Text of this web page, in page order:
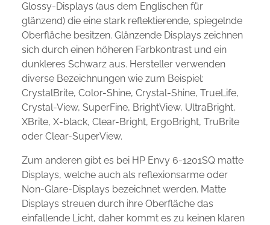
Glossy-Displays (aus dem Englischen für
glänzend) die eine stark reflektierende, spiegelnde
Oberfläche besitzen. Glänzende Displays zeichnen
sich durch einen höheren Farbkontrast und ein
dunkleres Schwarz aus. Hersteller verwenden
diverse Bezeichnungen wie zum Beispiel:
CrystalBrite, Color-Shine, Crystal-Shine, TrueLife,
Crystal-View, SuperFine, BrightView, UltraBright,
XBrite, X-black, Clear-Bright, ErgoBright, TruBrite
oder Clear-SuperView.
Zum anderen gibt es bei HP Envy 6-1201SQ matte
Displays, welche auch als reflexionsarme oder
Non-Glare-Displays bezeichnet werden. Matte
Displays streuen durch ihre Oberfläche das
einfallende Licht, daher kommt es zu keinen klaren